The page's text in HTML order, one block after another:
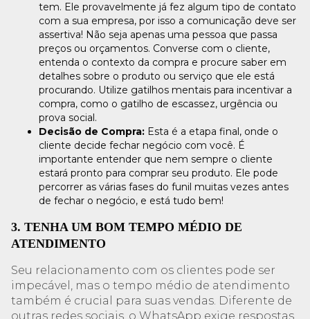
tem. Ele provavelmente já fez algum tipo de contato
com a sua empresa, por isso a comunicação deve ser
assertiva! Não seja apenas uma pessoa que passa
preços ou orçamentos. Converse com o cliente,
entenda o contexto da compra e procure saber em
detalhes sobre o produto ou serviço que ele está
procurando. Utilize gatilhos mentais para incentivar a
compra, como o gatilho de escassez, urgência ou
prova social.
Decisão de Compra: Esta é a etapa final, onde o
cliente decide fechar negócio com você. É
importante entender que nem sempre o cliente
estará pronto para comprar seu produto. Ele pode
percorrer as várias fases do funil muitas vezes antes
de fechar o negócio, e está tudo bem!
3. TENHA UM BOM TEMPO MÉDIO DE
ATENDIMENTO
Seu relacionamento com os clientes pode ser
impecável, mas o tempo médio de atendimento
também é crucial para suas vendas. Diferente de
outras redes sociais, o WhatsApp exige respostas